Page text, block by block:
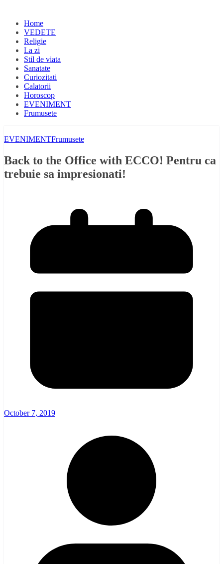
Home
VEDETE
Religie
La zi
Stil de viata
Sanatate
Curiozitati
Calatorii
Horoscop
EVENIMENT
Frumusete
EVENIMENTFrumusete
Back to the Office with ECCO! Pentru ca
trebuie sa impresionati!
October 7, 2019